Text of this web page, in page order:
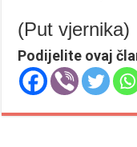
(Put vjernika)
Podijelite ovaj